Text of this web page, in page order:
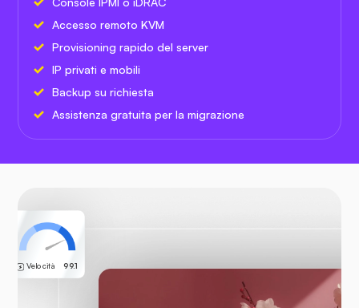
Accesso remoto KVM
Provisioning rapido del server
IP privati e mobili
Backup su richiesta
Assistenza gratuita per la migrazione
Velocità 99.1